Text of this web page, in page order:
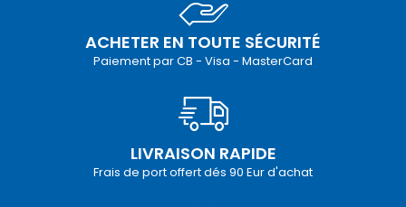
ACHETER EN TOUTE SÉCURITÉ
Paiement par CB - Visa - MasterCard
LIVRAISON RAPIDE
Frais de port offert dés 90 Eur d'achat